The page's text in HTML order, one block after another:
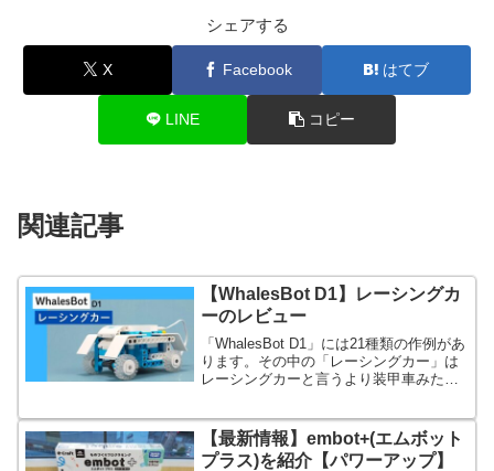
シェアする
X Facebook はてブ
LINE コピー
関連記事
【WhalesBot D1】レーシングカ
ーのレビュー
「WhalesBot D1」には21種類の作例があ
ります。その中の「レーシングカー」は
レーシングカーと言うより装甲車みたい
【最新情報】embot+(エムボット
プラス)を紹介【パワーアップ】